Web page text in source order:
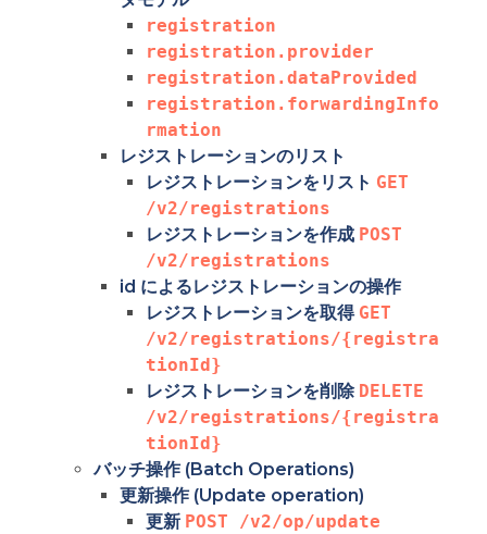
registration
registration.provider
registration.dataProvided
registration.forwardingInfo
rmation
レジストレーションのリスト
レジストレーションをリスト GET
/v2/registrations
レジストレーションを作成 POST
/v2/registrations
id によるレジストレーションの操作
レジストレーションを取得 GET
/v2/registrations/{registra
tionId}
レジストレーションを削除 DELETE
/v2/registrations/{registra
tionId}
バッチ操作 (Batch Operations)
更新操作 (Update operation)
更新 POST /v2/op/update